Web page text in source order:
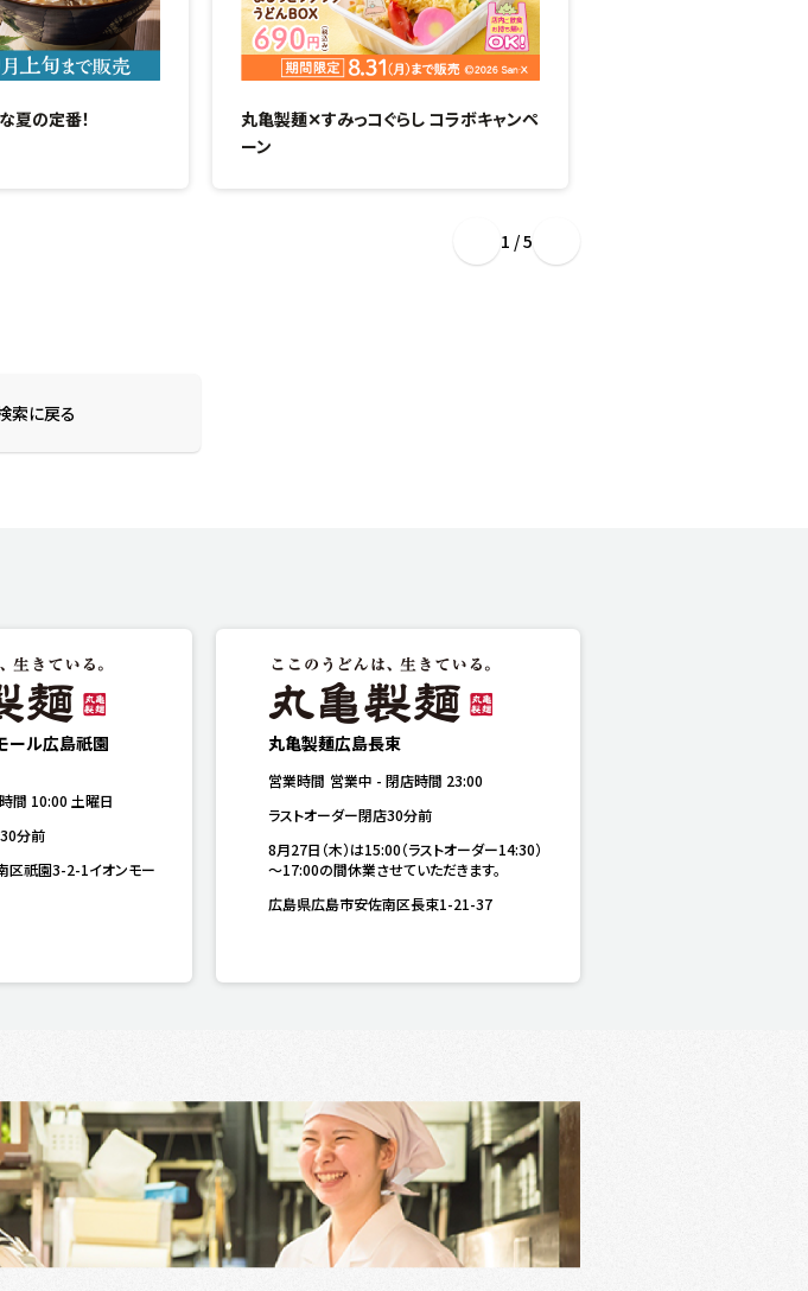
夏の定番！
丸亀製麺✕すみっコぐらし コラボキャンペ
ーン
1 / 5
索に戻る
ール広島祇園
間 10:00 土曜日
分前
区祇園3-2-1イオンモー
丸亀製麺広島長束
営業時間 営業中 -閉店時間 23:00
ラストオーダー閉店30分前
8月27日（木）は15:00（ラストオーダー14:30）
～17:00の間休業させていただきます。
広島県広島市安佐南区長束1-21-37